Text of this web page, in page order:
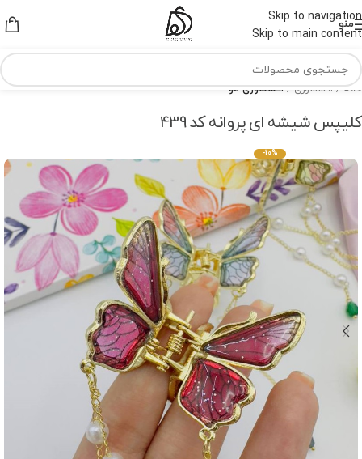
Skip to navigation
Skip to main content
منو
خانه اکسسوری اکسسوری مو
کلیپس شیشه ای پروانه کد 439
-10%